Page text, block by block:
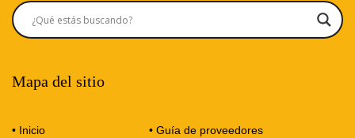
Mapa del sitio
• Inicio
• Guía de proveedores